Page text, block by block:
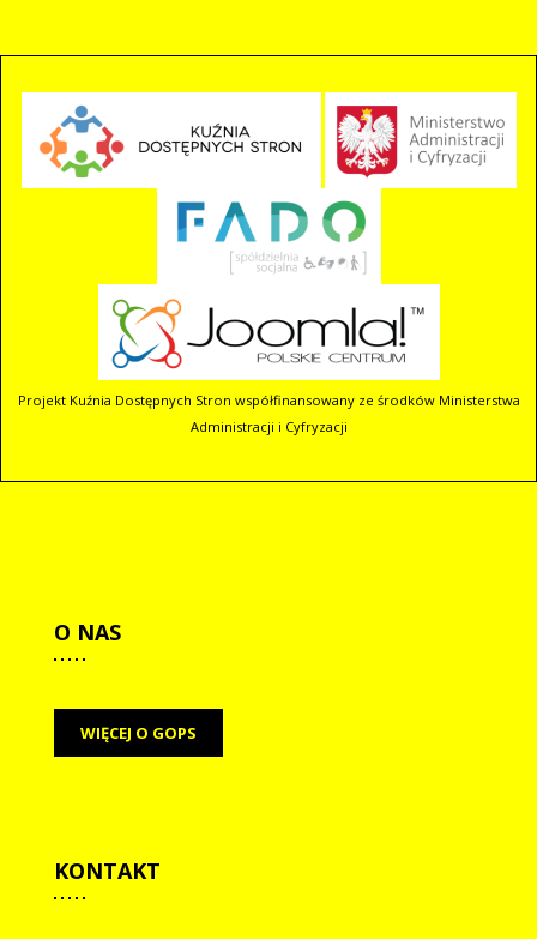
Projekt Kuźnia Dostępnych Stron współfinansowany ze środków Ministerstwa
Administracji i Cyfryzacji
O NAS
WIĘCEJ O GOPS
KONTAKT